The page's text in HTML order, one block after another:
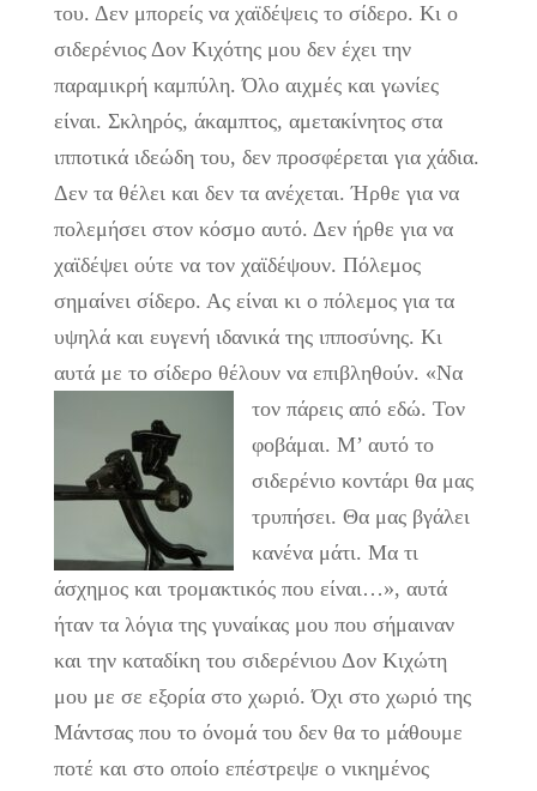
του. Δεν μπορείς να χαϊδέψεις το σίδερο. Κι ο
σιδερένιος Δον Κιχότης μου δεν έχει την
παραμικρή καμπύλη. Όλο αιχμές και γωνίες
είναι. Σκληρός, άκαμπτος, αμετακίνητος στα
ιπποτικά ιδεώδη του, δεν προσφέρεται για χάδια.
Δεν τα θέλει και δεν τα ανέχεται. Ήρθε για να
πολεμήσει στον κόσμο αυτό. Δεν ήρθε για να
χαϊδέψει ούτε να τον χαϊδέψουν. Πόλεμος
σημαίνει σίδερο. Ας είναι κι ο πόλεμος για τα
υψηλά και ευγενή ιδανικά της ιπποσύνης. Κι
αυτά με το σίδερο θέλουν να επιβληθούν. «Να
τον πάρεις από εδώ. Τον
φοβάμαι. Μ’ αυτό το
σιδερένιο κοντάρι θα μας
τρυπήσει. Θα μας βγάλει
κανένα μάτι. Μα τι
άσχημος και τρομακτικός που είναι…», αυτά
ήταν τα λόγια της γυναίκας μου που σήμαιναν
και την καταδίκη του σιδερένιου Δον Κιχώτη
μου με σε εξορία στο χωριό. Όχι στο χωριό της
Μάντσας που το όνομά του δεν θα το μάθουμε
ποτέ και στο οποίο επέστρεψε ο νικημένος